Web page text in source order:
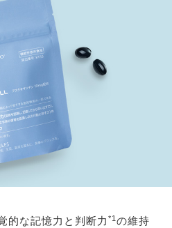
的な記憶力と判断力 *1 の維持